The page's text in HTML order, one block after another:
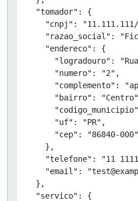
  "tomador": {
"cnpj":
"razao_social":
    "endereco": {
"logradouro":
      "numero": "2",
"complemento":
"bairro":
      "uf": "PR",
      "cep": "86840-000"
    },
"telefone": "11
"email":
  },
  "servico": {